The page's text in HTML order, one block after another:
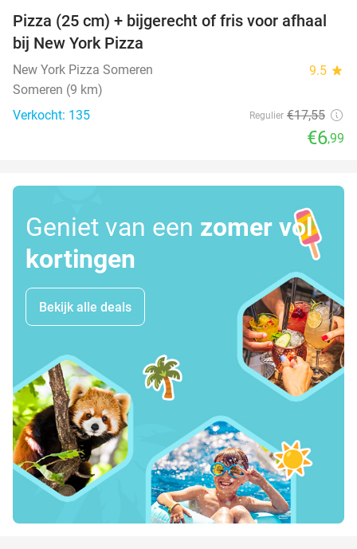
60%
Pizza (25 cm) + bijgerecht of fris voor afhaal
bij New York Pizza
New York Pizza Someren 9.5 star
Someren (9 km)
Verkocht: 135
Regulier €17,55
€6,99
Geniet van een zomer vol
kortingen
Bekijk alle deals